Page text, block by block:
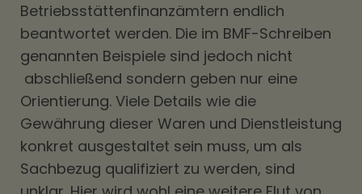
Betriebsstättenfinanzämtern endlich
beantwortet werden. Die im BMF-Schreiben
genannten Beispiele sind jedoch nicht
abschließend sondern geben nur eine
Orientierung. Viele Details wie die
Gewährung dieser Waren und Dienstleistung
konkret ausgestaltet sein muss, um als
Sachbezug qualifiziert zu werden, sind